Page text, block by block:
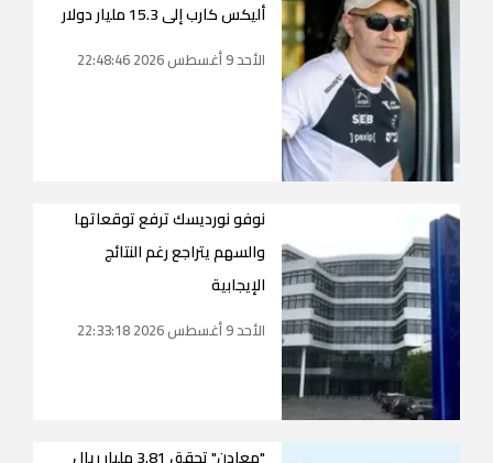
أليكس كارب إلى 15.3 مليار دولار
الأحد 9 أغسطس 2026 22:48:46
نوفو نورديسك ترفع توقعاتها
والسهم يتراجع رغم النتائج
الإيجابية
الأحد 9 أغسطس 2026 22:33:18
"معادن" تحقق 3.81 مليار ريال